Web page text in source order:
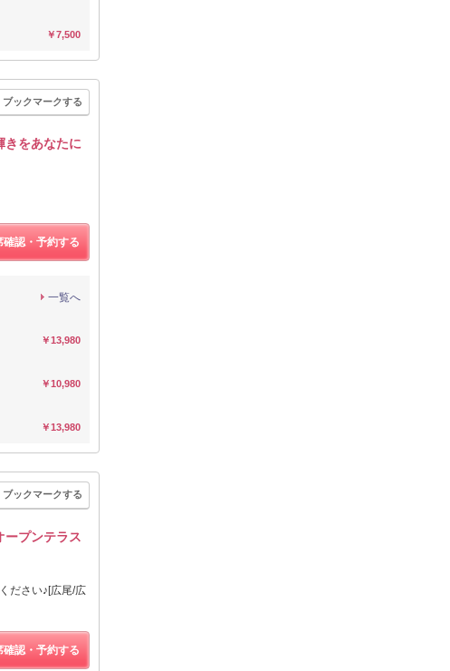
￥7,500
ブックマークする
きをあなたに
確認・予約する
一覧へ
￥13,980
￥10,980
￥13,980
ブックマークする
ープンテラス
ださい♪[広尾/広
確認・予約する